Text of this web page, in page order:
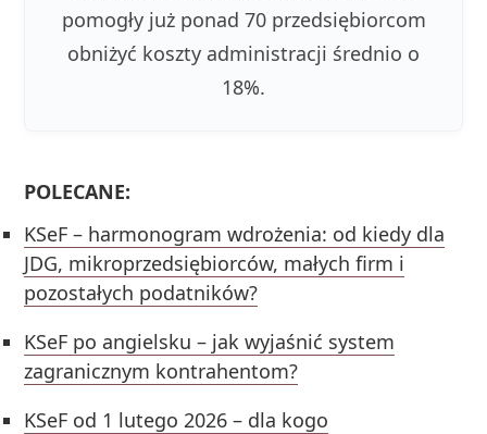
pomogły już ponad 70 przedsiębiorcom
obniżyć koszty administracji średnio o
18%.
POLECANE:
KSeF – harmonogram wdrożenia: od kiedy dla
JDG, mikroprzedsiębiorców, małych firm i
pozostałych podatników?
KSeF po angielsku – jak wyjaśnić system
zagranicznym kontrahentom?
KSeF od 1 lutego 2026 – dla kogo